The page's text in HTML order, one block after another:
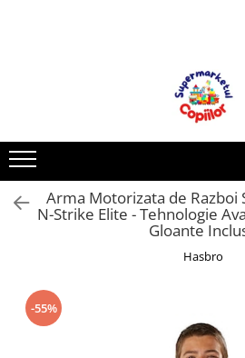
Accesorii pentru petrecere
Baloane
Mobila gradina & terasa
Piscine
Activitati extracurriculare
Povesti pentru copii
Carti de Povesti pentru Copii
Arma Motorizata de Razboi
N-Strike Elite - Tehnologie
Gloante
Hasbro
-55%